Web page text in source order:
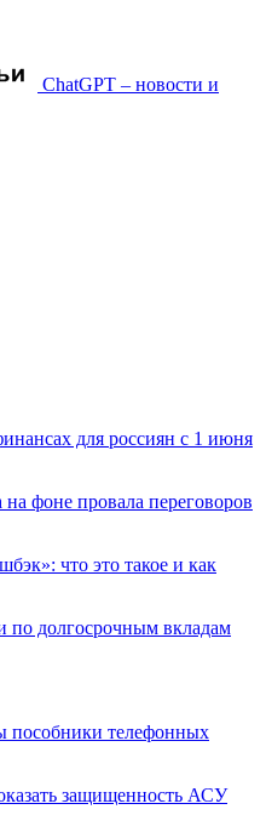
ChatGPT – новости и
для россиян с 1 июня
фоне провала переговоров
что это такое и как
по долгосрочным вкладам
пособники телефонных
защищенность АСУ